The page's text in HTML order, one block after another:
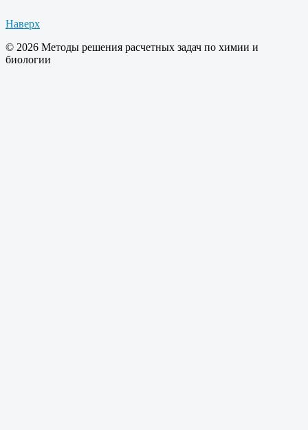
Наверх
© 2026 Методы решения расчетных задач по химии и
биологии